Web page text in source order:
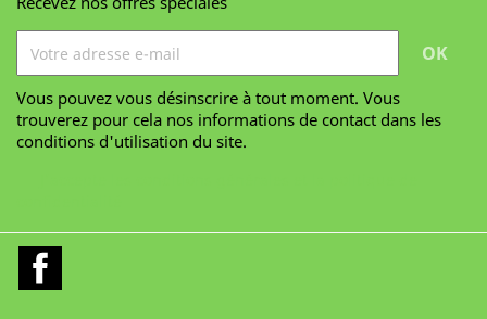
Vous pouvez vous désinscrire à tout moment. Vous
trouverez pour cela nos informations de contact dans les
conditions d'utilisation du site.